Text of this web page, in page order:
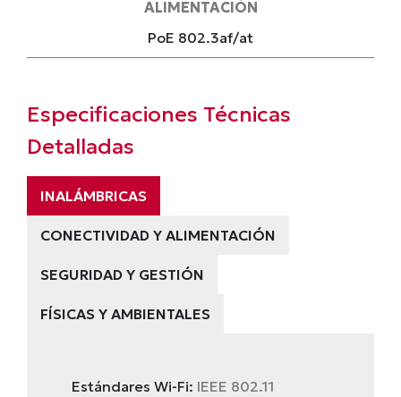
ALIMENTACIÓN
PoE 802.3af/at
Especificaciones Técnicas
Detalladas
INALÁMBRICAS
CONECTIVIDAD Y ALIMENTACIÓN
SEGURIDAD Y GESTIÓN
FÍSICAS Y AMBIENTALES
Estándares Wi-Fi: IEEE 802.11